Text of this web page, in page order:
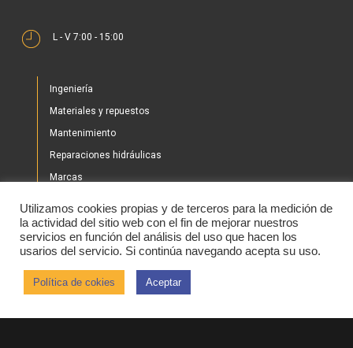
L - V 7:00 - 15:00
Ingeniería
Materiales y repuestos
Mantenimiento
Reparaciones hidráulicas
Marcas
Tienda
Noticias
2020 © IHBER
Utilizamos cookies propias y de terceros para la medición de
la actividad del sitio web con el fin de mejorar nuestros
servicios en función del análisis del uso que hacen los
usarios del servicio. Si continúa navegando acepta su uso.
Política de cokies Aceptar